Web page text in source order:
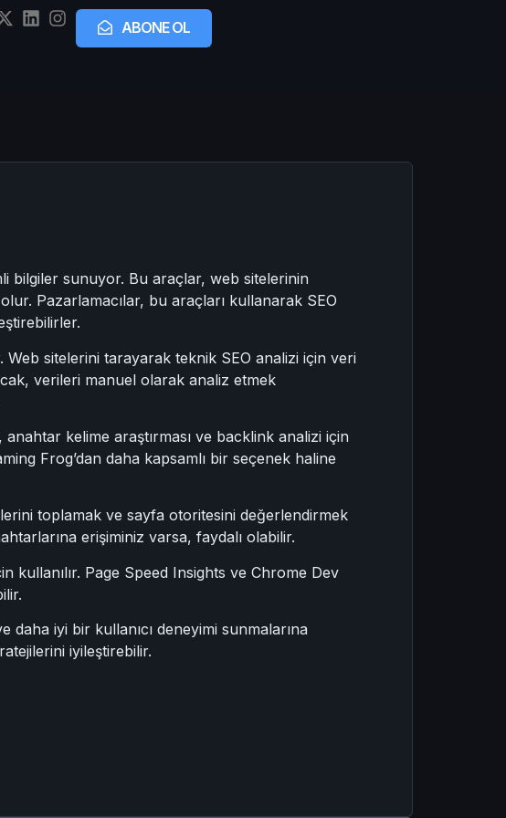
ABONE OL
bilgiler sunuyor. Bu araçlar, web sitelerinin
Pazarlamacılar, bu araçları kullanarak SEO
sitelerini tarayarak teknik SEO analizi için veri
verileri manuel olarak analiz etmek
kelime araştırması ve backlink analizi için
Frog’dan daha kapsamlı bir seçenek haline
toplamak ve sayfa otoritesini değerlendirmek
erişiminiz varsa, faydalı olabilir.
kullanılır. Page Speed Insights ve Chrome Dev
iyi bir kullanıcı deneyimi sunmalarına
iyileştirebilir.